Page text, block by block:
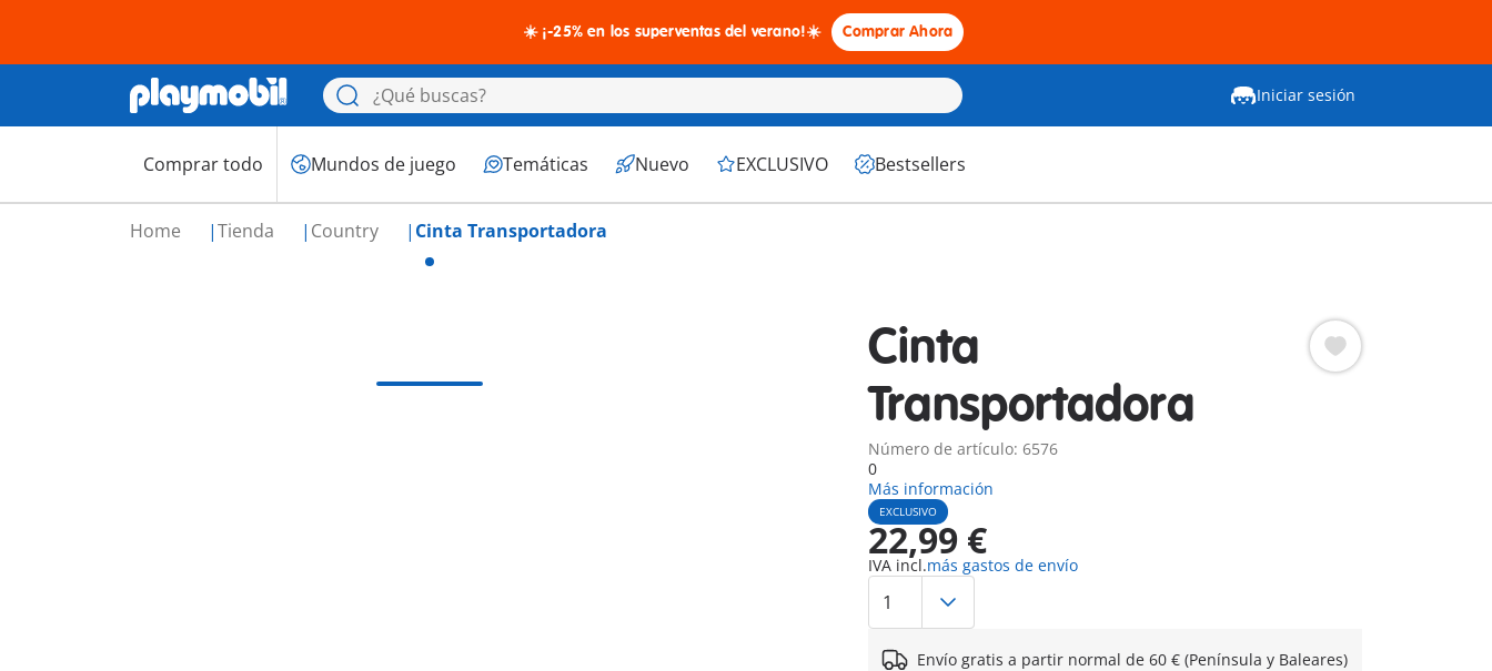
☀️ ¡-25% en los superventas del verano!☀️ Comprar Ahora
Iniciar sesión
Comprar todo Mundos de juego Temáticas Nuevo EXCLUSIVO Bestsellers
Home Tienda Country Cinta Transportadora
Cinta
Transportadora
Número de artículo: 6576
0
Más información
EXCLUSIVO
22,99 €
IVA incl.más gastos de envío
Envío gratis a partir normal de 60 € (Península y Baleares)